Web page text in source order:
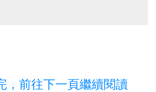
，前往下一頁繼續閱讀